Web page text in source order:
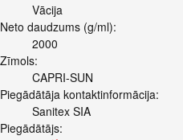
Vācija
Neto daudzums (g/ml):
2000
Zīmols:
CAPRI-SUN
Piegādātāja kontaktinformācija:
Sanitex SIA
Piegādātājs: